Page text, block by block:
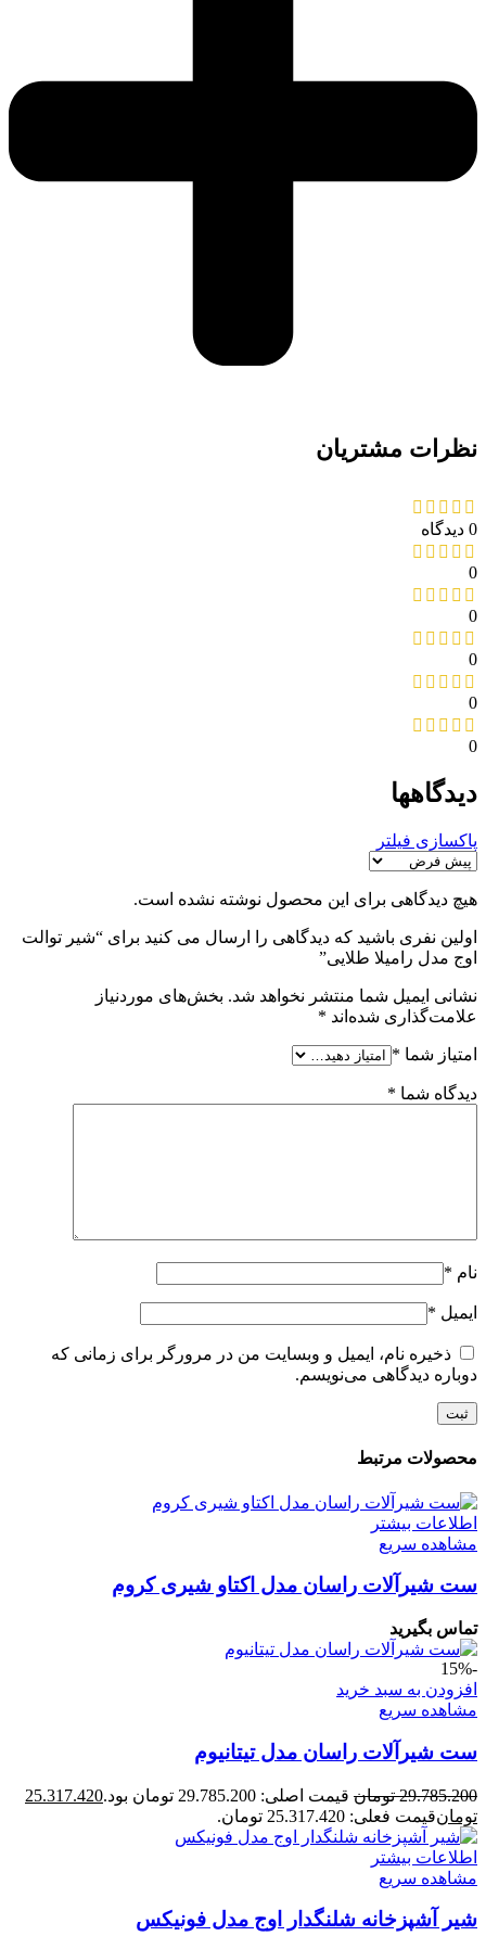
نظرات مشتریان
0 دیدگاه
0
0
0
0
0
دیدگاهها
پاکسازی فیلتر
هیچ دیدگاهی برای این محصول نوشته نشده است.
اولین نفری باشید که دیدگاهی را ارسال می کنید برای “شیر توالت
اوج مدل رامیلا طلایی”
نشانی ایمیل شما منتشر نخواهد شد. بخش‌های موردنیاز
علامت‌گذاری شده‌اند *
امتیاز شما *
دیدگاه شما *
نام *
ایمیل *
ذخیره نام، ایمیل و وبسایت من در مرورگر برای زمانی که
دوباره دیدگاهی می‌نویسم.
محصولات مرتبط
اطلاعات بیشتر
مشاهده سریع
ست شیرآلات راسان مدل اکتاو شیری کروم
تماس بگیرید
-15%
افزودن به سبد خرید
مشاهده سریع
ست شیرآلات راسان مدل تیتانیوم
29.785.200 تومان قیمت اصلی: 29.785.200 تومان بود.
25.317.420
تومانقیمت فعلی: 25.317.420 تومان.
اطلاعات بیشتر
مشاهده سریع
شیر آشپزخانه شلنگدار اوج مدل فونیکس